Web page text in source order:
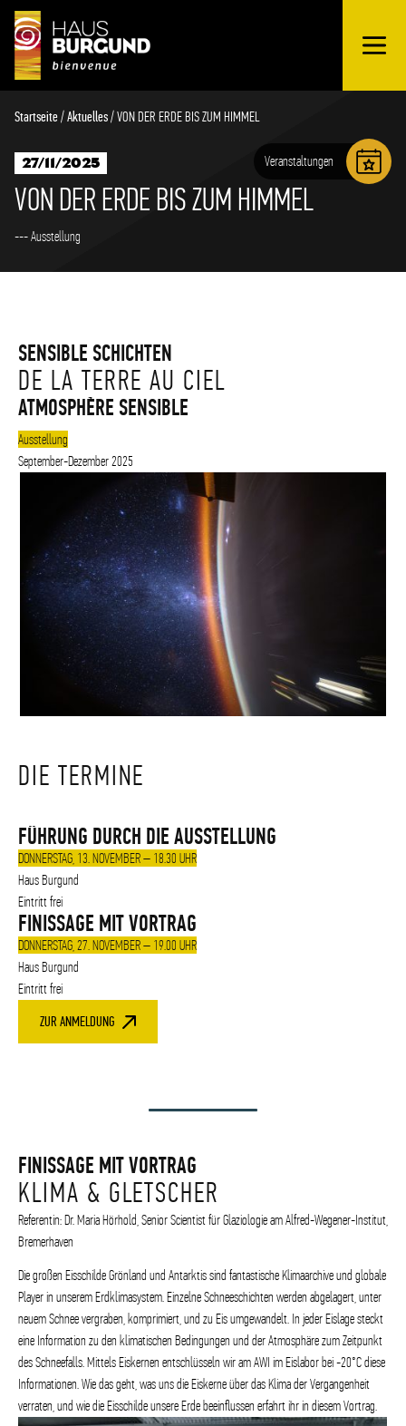
Schnellübersicht
OUVRIR
Startseite/Aktuelles/VON DER ERDE BIS ZUM HIMMEL
Veranstaltungen
27/11/2025
VON DER ERDE BIS ZUM HIMMEL
--- Ausstellung
SENSIBLE SCHICHTEN
DE LA TERRE AU CIEL
ATMOSPHÈRE SENSIBLE
Ausstellung
September-Dezember 2025
DIE TERMINE
FÜHRUNG DURCH DIE AUSSTELLUNG
DONNERSTAG, 13. NOVEMBER – 18.30 UHR
Haus Burgund
Eintritt frei
FINISSAGE MIT VORTRAG
DONNERSTAG, 27. NOVEMBER – 19.00 UHR
Haus Burgund
Eintritt frei
ZUR ANMELDUNG
FINISSAGE MIT VORTRAG
KLIMA & GLETSCHER
Referentin: Dr. Maria Hörhold, Senior Scientist für Glaziologie am Alfred-Wegener-Institut,
Bremerhaven
Die großen Eisschilde Grönland und Antarktis sind fantastische Klimaarchive und globale
Player in unserem Erdklimasystem. Einzelne Schneeschichten werden abgelagert, unter
neuem Schnee vergraben, komprimiert, und zu Eis umgewandelt. In jeder Eislage steckt
eine Information zu den klimatischen Bedingungen und der Atmosphäre zum Zeitpunkt
des Schneefalls. Mittels Eiskernen entschlüsseln wir am AWI im Eislabor bei -20°C diese
Informationen. Wie das geht, was uns die Eiskerne über das Klima der Vergangenheit
verraten, und wie die Eisschilde unsere Erde beeinflussen erfahrt ihr in diesem Vortrag.